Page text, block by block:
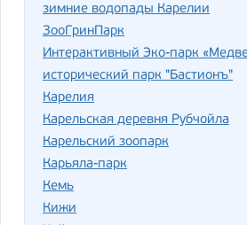
зимние водопады Карелии
ЗооГринПарк
Интерактивный Эко-парк
исторический парк "Бастионъ"
Карелия
Карельская деревня Рубчойла
Карельский зоопарк
Карьяла-парк
Кемь
Кижи